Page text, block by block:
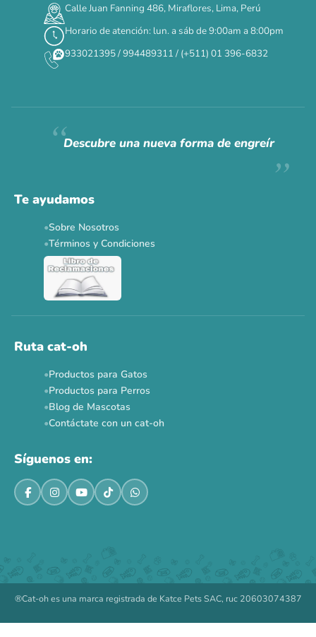
DÍAS HORAS MIN SEG
✕
Siempre fuimosraros.
Ver todas las promos 🐾
Calle Juan Fanning 486, Miraflores, Lima, Perú
Horario de atención: lun. a sáb de 9:00am a 8:00pm
933021395 / 994489311 / (+511) 01 396-6832
Descubre una nueva forma de engreír
Te ayudamos
Sobre Nosotros
Términos y Condiciones
Ruta cat-oh
Productos para Gatos
Productos para Perros
Blog de Mascotas
Contáctate con un cat-oh
Síguenos en:
®Cat-oh es una marca registrada de Katce Pets SAC, ruc 20603074387